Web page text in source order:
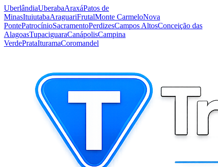
UberlândiaUberabaAraxáPatos de
MinasItuiutabaAraguariFrutalMonte CarmeloNova
PontePatrocínioSacramentoPerdizesCampos AltosConceição das
AlagoasTupaciguaraCanápolisCampina
VerdePrataIturamaCoromandel